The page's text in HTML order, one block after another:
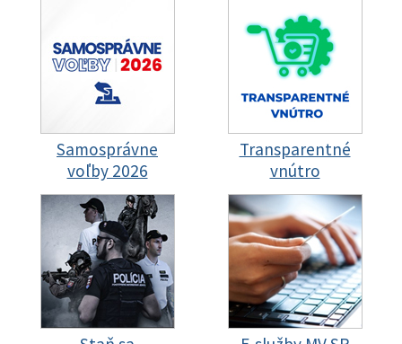
Samosprávne
voľby 2026
Transparentné
vnútro